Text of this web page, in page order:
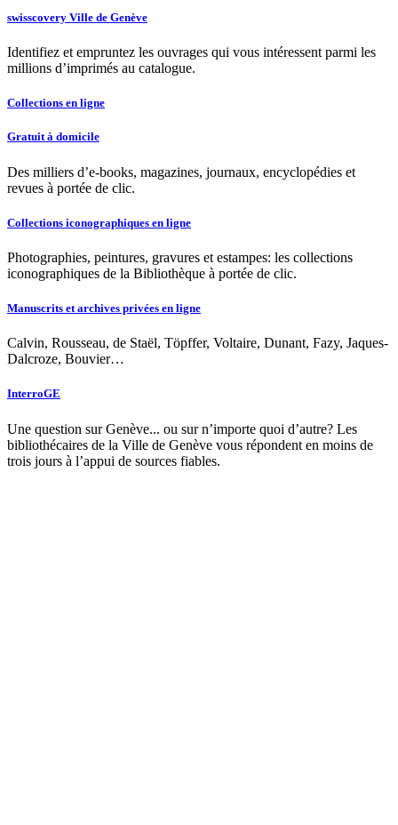
swisscovery Ville de Genève
Identifiez et empruntez les ouvrages qui vous intéressent parmi les
millions d’imprimés au catalogue.
Collections en ligne
Gratuit à domicile
Des milliers d’e-books, magazines, journaux, encyclopédies et
revues à portée de clic.
Collections iconographiques en ligne
Photographies, peintures, gravures et estampes: les collections
iconographiques de la Bibliothèque à portée de clic.
Manuscrits et archives privées en ligne
Calvin, Rousseau, de Staël, Töpffer, Voltaire, Dunant, Fazy, Jaques-
Dalcroze, Bouvier…
InterroGE
Une question sur Genève... ou sur n’importe quoi d’autre? Les
bibliothécaires de la Ville de Genève vous répondent en moins de
trois jours à l’appui de sources fiables.